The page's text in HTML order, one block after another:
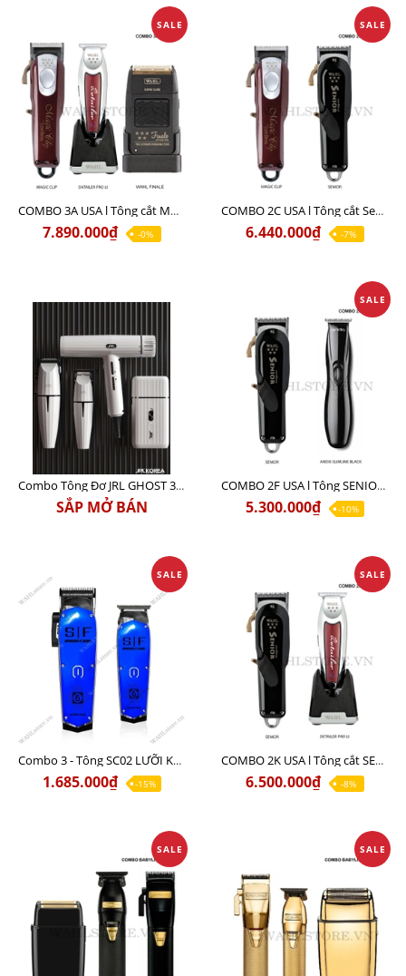
SALE
COMBO 3A USA l Tông cắt MAGIC + Tông viền DETAILER PRO LI + Cạo khô FINALE
7.890.000₫ -0%
SALE
COMBO 2C USA l Tông cắt Senior + Tông cắt Magic clip
6.440.000₫ -7%
Combo Tông Đơ JRL GHOST 3 Limited Edition Chính Hãng USA
SẮP MỞ BÁN
SALE
COMBO 2F USA l Tông SENIOR + Viền ANDIS SLIMLINE BLACK
5.300.000₫ -10%
SALE
Combo 3 - Tông SC02 LƯỠI KÉP + Tông viền ST02 BLUE
1.685.000₫ -15%
SALE
COMBO 2K USA l Tông cắt SENIOR +Tông viền DETAILER PRO LI
6.500.000₫ -8%
SALE SALE